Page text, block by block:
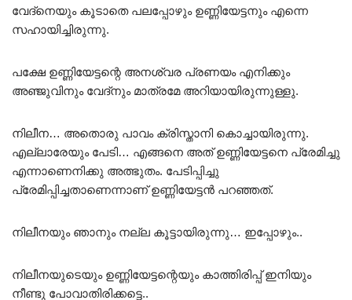
വേദ്നെയും കൂടാതെ പലപ്പോഴും ഉണ്ണിയേട്ടനും എന്നെ
സഹായിച്ചിരുന്നു.
പക്ഷേ ഉണ്ണിയേട്ടന്റെ അനശ്വര പ്രണയം എനിക്കും
അഞ്ജുവിനും വേദ്നും മാത്രമേ അറിയായിരുന്നുള്ളു.
നിലീന… അതൊരു പാവം ക്രിസ്താനി കൊച്ചായിരുന്നു.
എല്ലാരേയും പേടി… എങ്ങനെ അത് ഉണ്ണിയേട്ടനെ പ്രേമിച്ചു
എന്നാണെനിക്കു അത്ഭുതം. പേടിപ്പിച്ചു
പ്രേമിപ്പിച്ചതാണെന്നാണ് ഉണ്ണിയേട്ടൻ പറഞ്ഞത്.
നിലീനയും ഞാനും നല്ല കൂട്ടായിരുന്നു… ഇപ്പോഴും..
നിലീനയുടെയും ഉണ്ണിയേട്ടന്റെയും കാത്തിരിപ്പ് ഇനിയും
നീണ്ടു പോവാതിരിക്കട്ടെ..